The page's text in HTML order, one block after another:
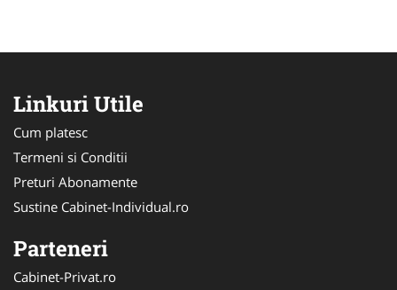
Linkuri Utile
Cum platesc
Termeni si Conditii
Preturi Abonamente
Sustine Cabinet-Individual.ro
Parteneri
Cabinet-Privat.ro